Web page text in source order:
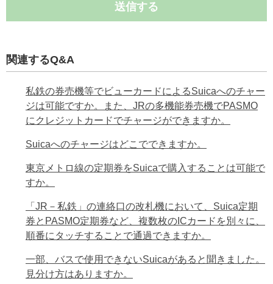
送信する
関連するQ&A
私鉄の券売機等でビューカードによるSuicaへのチャー
ジは可能ですか。また、JRの多機能券売機でPASMO
にクレジットカードでチャージができますか。
Suicaへのチャージはどこでできますか。
東京メトロ線の定期券をSuicaで購入することは可能で
すか。
「JR－私鉄」の連絡口の改札機において、Suica定期
券とPASMO定期券など、複数枚のICカードを別々に、
順番にタッチすることで通過できますか。
一部、バスで使用できないSuicaがあると聞きました。
見分け方はありますか。